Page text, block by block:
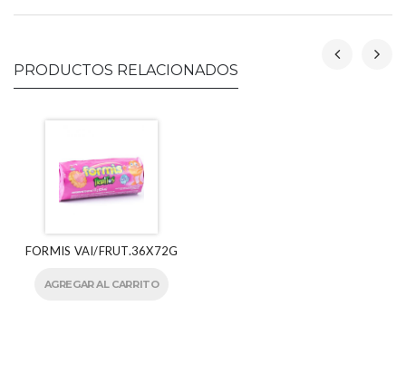
PRODUCTOS RELACIONADOS
FORMIS VAI/FRUT.36X72G
AGREGAR AL CARRITO